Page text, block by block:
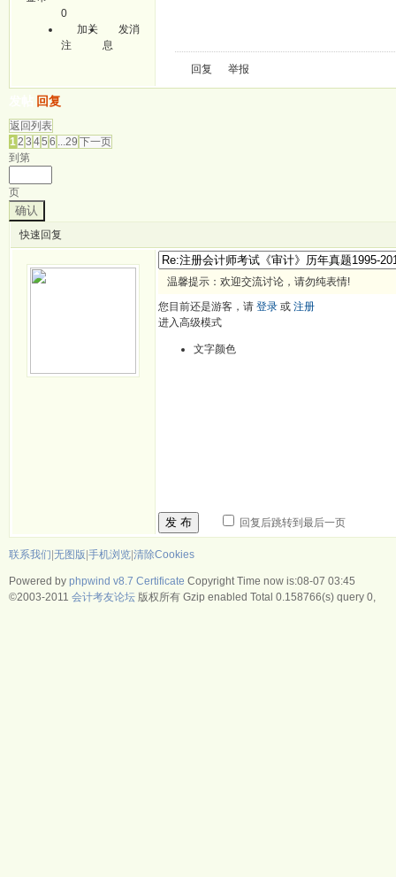
0
加关
注
发消
息
回复 举报
回复
返回列表
12 3 45 6 ...29 下一页
到第
页
确认
快速回复
温馨提示：欢迎交流讨论，请勿纯表情!
您目前还是游客，请 登录 或 注册
进入高级模式
文字颜色
发 布 回复后跳转到最后一页
联系我们 无图版 手机浏览 清除Cookies
Powered by phpwind v8.7 Certificate Copyright Time now is:08-07 03:45
©2003-2011 会计考友论坛 版权所有 Gzip enabled Total 0.158766(s) query 0,